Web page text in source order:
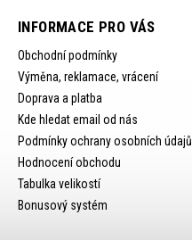
INFORMACE PRO VÁS
Obchodní podmínky
Výměna, reklamace, vrácení
Doprava a platba
Kde hledat email od nás
Podmínky ochrany osobních údajů
Hodnocení obchodu
Tabulka velikostí
Bonusový systém